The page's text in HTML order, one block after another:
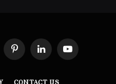
PinterestLinkedInYouTube
CONTACT US